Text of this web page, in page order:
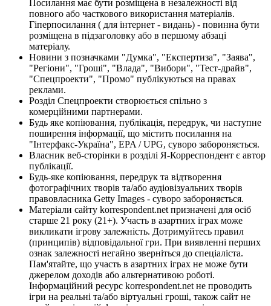
Посилання має бути розміщена в незалежності від
повного або часткового використання матеріалів.
Гіперпосилання ( для інтернет - видань) - повинна бути
розміщена в підзаголовку або в першому абзаці
матеріалу.
Новини з позначками "Думка", "Експертиза", "Заява",
"Регіони", "Гроші", "Влада", "Вибори", "Тест-драйв",
"Спецпроекти", "Промо" публікуються на правах
реклами.
Розділ Спецпроекти створюється спільно з
комерційними партнерами.
Будь яке копіювання, публікація, передрук, чи наступне
поширення інформації, що містить посилання на
"Інтерфакс-Україна", EPA / UPG, суворо забороняється.
Власник веб-сторінки в розділі Я-Корреспондент є автор
публікації.
Будь-яке копіювання, передрук та відтворення
фотографічних творів та/або аудіовізуальних творів
правовласника Getty Images - суворо забороняється.
Матеріали сайту korrespondent.net призначені для осіб
старше 21 року (21+). Участь в азартних іграх може
викликати ігрову залежність. Дотримуйтесь правил
(принципів) відповідальної гри. При виявленні перших
ознак залежності негайно зверніться до спеціаліста.
Пам'ятайте, що участь в азартних іграх не може бути
джерелом доходів або альтернативою роботі.
Інформаційний ресурс korrespondent.net не проводить
ігри на реальні та/або віртуальні гроші, також сайт не